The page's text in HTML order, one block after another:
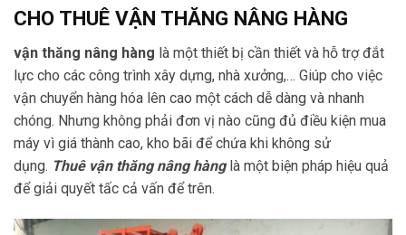
CHO THUÊ VẬN THĂNG NÂNG HÀNG
vận thăng nâng hàng là một thiết bị cần thiết và hỗ trợ đắt
lực cho các công trình xây dựng, nhà xưởng,… Giúp cho việc
vận chuyển hàng hóa lên cao một cách dễ dàng và nhanh
chóng. Nhưng không phải đơn vị nào cũng đủ điều kiện mua
máy vì giá thành cao, kho bãi để chứa khi không sử
dụng. Thuê vận thăng nâng hàng là một biện pháp hiệu quả
để giải quyết tấc cả vấn để trên.